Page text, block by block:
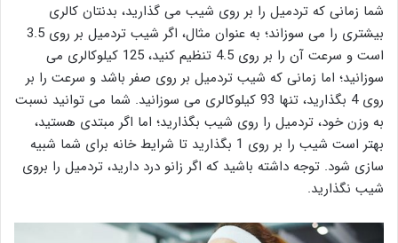
شما زمانی که تردمیل را بر روی شیب می گذارید، بدنتان کالری
بیشتری را می سوزاند؛ به عنوان مثال، اگر شیب تردمیل بر روی 3.5
است و سرعت آن را بر روی 4.5 تنظیم کنید، 125 کیلوکالری می
سوزانید؛ اما زمانی که شیب تردمیل بر روی صفر باشد و سرعت را بر
روی 4 بگذارید، تنها 93 کیلوکالری می سوزانید. شما می توانید نسبت
به وزن خود، تردمیل را روی شیب بگذارید؛ اما اگر مبتدی هستید،
بهتر است شیب را بر روی 1 بگذارید تا شرایط خانه برای شما شبیه
سازی شود. توجه داشته باشید که اگر زانو درد دارید، تردمیل را بروی
شیب نگذارید.